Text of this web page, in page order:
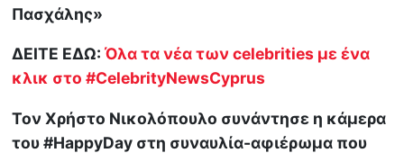
Πασχάλης»
ΔΕΙΤΕ ΕΔΩ:Όλα τα νέα των celebrities με ένα
κλικ στο #CelebrityNewsCyprus
Τον Χρήστο Νικολόπουλο συνάντησε η κάμερα
του #HappyDay στη συναυλία-αφιέρωμα που